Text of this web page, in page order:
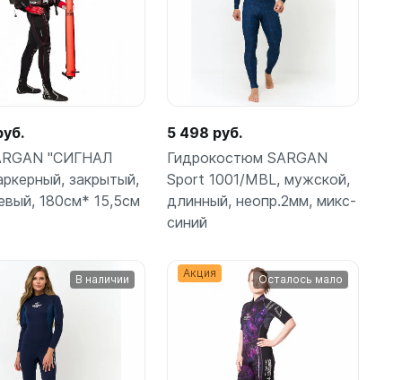
шт
корзину
"СИГНАЛ
закрытый,
180см* 15,5см
Подробнее
5 498 руб.
Гидрокостюм SARGAN
Sport 1001/MBL, мужской,
длинный, неопр.2мм, микс-
синий
В наличии Акция Осталось мало